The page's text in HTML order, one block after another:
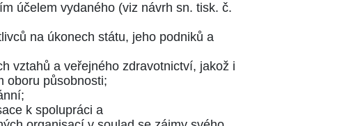
účelem vydaného (viz návrh sn. tisk. č.
na úkonech státu, jeho podniků a
vztahů a veřejného zdravotnictví, jakož i
oboru působnosti;
k spolupráci a